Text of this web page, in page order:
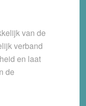
van de
verband
en laat
de